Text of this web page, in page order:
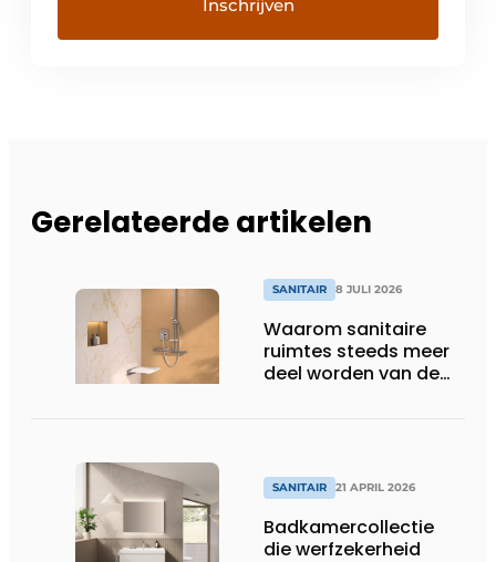
Gerelateerde artikelen
SANITAIR 8 JULI 2026
Waarom sanitaire
ruimtes steeds meer
deel worden van de
SANITAIR 21 APRIL 2026
Badkamercollectie
die werfzekerheid